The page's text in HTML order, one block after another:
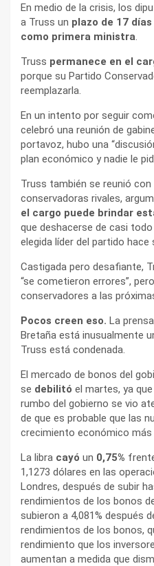
En medio de la crisis, los
a Truss un plazo de 17
como primera ministra.
Truss permanece en el
porque su Partido
reemplazarla.
En un intento por seguir
celebró una reunión de
portavoz, hubo una
plan económico y nadie le
Truss también se reunió
conservadoras rivales,
el cargo puede brindar
que deshacerse de casi
elegida líder del partido
Castigada pero desafiante,
“se cometieron errores”,
conservadores a las
Pocos creen eso. La
Bretaña está inusualmente
Truss está condenada.
El mercado de bonos del
se debilitó el martes, ya
rumbo del gobierno se vio
de que es probable que las
crecimiento económico más
La libra cayó un 0,75%
1,1273 dólares en las
Londres, después de subir
rendimientos de los bonos
subieron a 4,081% después
rendimientos de los bonos,
rendimiento que los
aumentan a medida que